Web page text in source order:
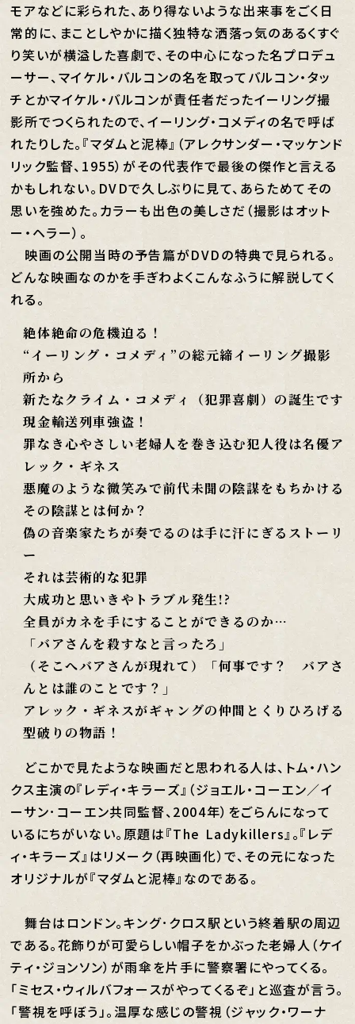
モアなどに彩られた、あり得ないような出来事をごく日
常的に、まことしやかに描く独特な洒落っ気のあるくすぐ
り笑いが横溢した喜劇で、その中心になった名プロデュ
ーサー、マイケル・バルコンの名を取ってバルコン・タッ
チとかマイケル・バルコンが責任者だったイーリング撮
影所でつくられたので、イーリング・コメディの名で呼ば
れたりした。『マダムと泥棒』（アレクサンダー・マッケンド
リック監督、1955）がその代表作で最後の傑作と言える
かもしれない。DVDで久しぶりに見て、あらためてその
思いを強めた。カラーも出色の美しさだ（撮影はオット
ー・ヘラー）。
映画の公開当時の予告篇がDVDの特典で見られる。
どんな映画なのかを手ぎわよくこんなふうに解説してく
れる。
絶体絶命の危機迫る！
“イーリング・コメディ”の総元締イーリング撮影
所から
新たなクライム・コメディ（犯罪喜劇）の誕生です
現金輸送列車強盗！
罪なき心やさしい老婦人を巻き込む犯人役は名優ア
レック・ギネス
悪魔のような微笑みで前代未聞の陰謀をもちかける
その陰謀とは何か？
偽の音楽家たちが奏でるのは手に汗にぎるストーリ
ー
それは芸術的な犯罪
大成功と思いきやトラブル発生!?
全員がカネを手にすることができるのか…
「バアさんを殺すなと言ったろ」
（そこへバアさんが現れて）「何事です？ バアさ
んとは誰のことです？」
アレック・ギネスがギャングの仲間とくりひろげる
型破りの物語！
どこかで見たような映画だと思われる人は、トム・ハン
クス主演の『レディ・キラーズ』（ジョエル・コーエン／イ
ーサン･コーエン共同監督、2004年）をごらんになって
いるにちがいない。原題は『The Ladykillers』。『レデ
ィ・キラーズ』はリメーク（再映画化）で、その元になった
オリジナルが『マダムと泥棒』なのである。
舞台はロンドン。キング･クロス駅という終着駅の周辺
である。花飾りが可愛らしい帽子をかぶった老婦人（ケイ
ティ・ジョンソン）が雨傘を片手に警察署にやってくる。
「ミセス・ウィルバフォースがやってくるぞ」と巡査が言う。
「警視を呼ぼう」。温厚な感じの警視（ジャック・ワーナ